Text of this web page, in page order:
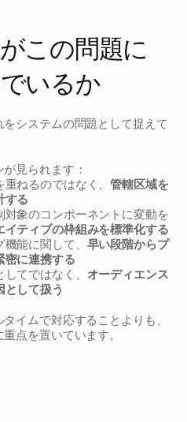
この問題に
いるか
システムの問題として捉えて
見られます：
重ねるのではなく、管轄区域を
する
象のコンポーネントに変動を
イティブの枠組みを標準化する
能に関して、 早い段階からプ
密に連携する
てではなく、 オーディエンス
して扱う
イムで対応することよりも、
点を置いています。